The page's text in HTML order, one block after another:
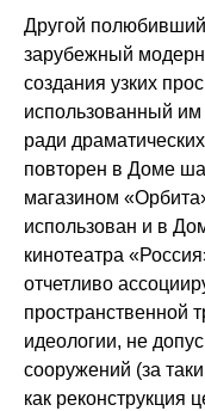
Другой
зарубежный
создания узких
использованный
ради
повторен в Доме
магазином
использован и в
кинотеатра
отчетливо
пространственной
идеологии, не
сооружений (за
как реконструкция